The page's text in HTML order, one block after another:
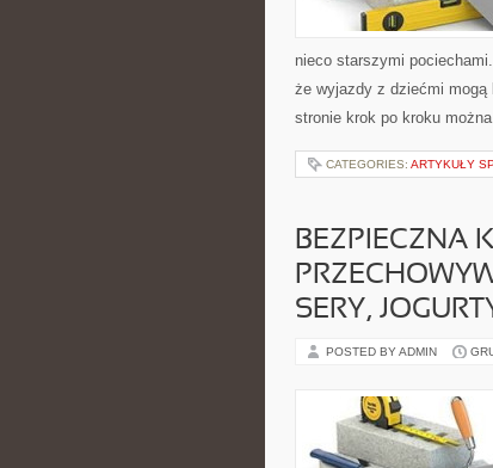
nieco starszymi
że wyjazdy z dziećmi mogą
stronie krok po kroku
CATEGORIES: ARTYKUŁY
BEZPIECZNA
SERY,
POSTED BY ADMIN